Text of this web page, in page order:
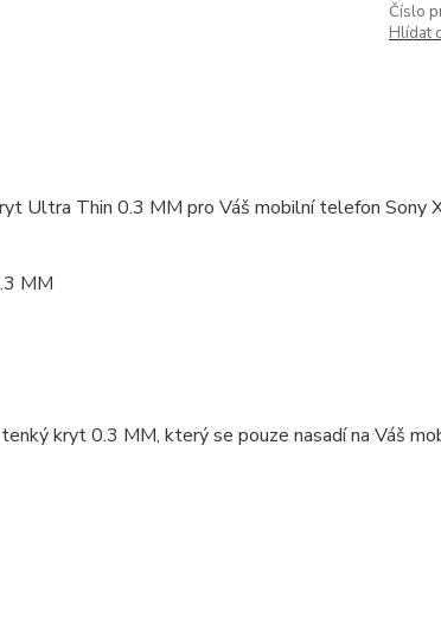
Číslo
Hlídat
Ultra Thin 0.3 MM pro Váš mobilní telefon Sony
MM
kryt 0.3 MM, který se pouze nasadí na Váš